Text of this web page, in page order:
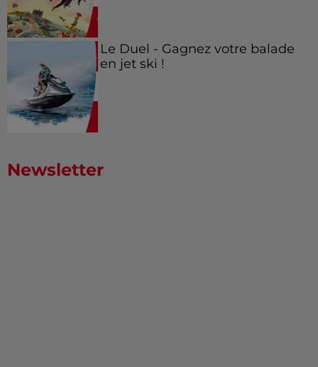
Le Duel - Gagnez votre balade
en jet ski !
Newsletter